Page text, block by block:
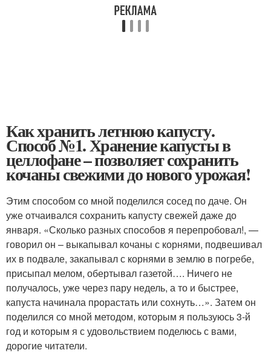
Как хранить летнюю капусту.
Способ №1. Хранение капусты в
целлофане – позволяет сохранить
кочаны свежими до нового урожая!
Этим способом со мной поделился сосед по даче. Он
уже отчаивался сохранить капусту свежей даже до
января. «Сколько разных способов я перепробовал!, —
говорил он – выкапывал кочаны с корнями, подвешивал
их в подвале, закапывал с корнями в землю в погребе,
присыпал мелом, обертывал газетой…. Ничего не
получалось, уже через пару недель, а то и быстрее,
капуста начинала прорастать или сохнуть…». Затем он
поделился со мной методом, которым я пользуюсь 3-й
год и которым я с удовольствием поделюсь с вами,
дорогие читатели.